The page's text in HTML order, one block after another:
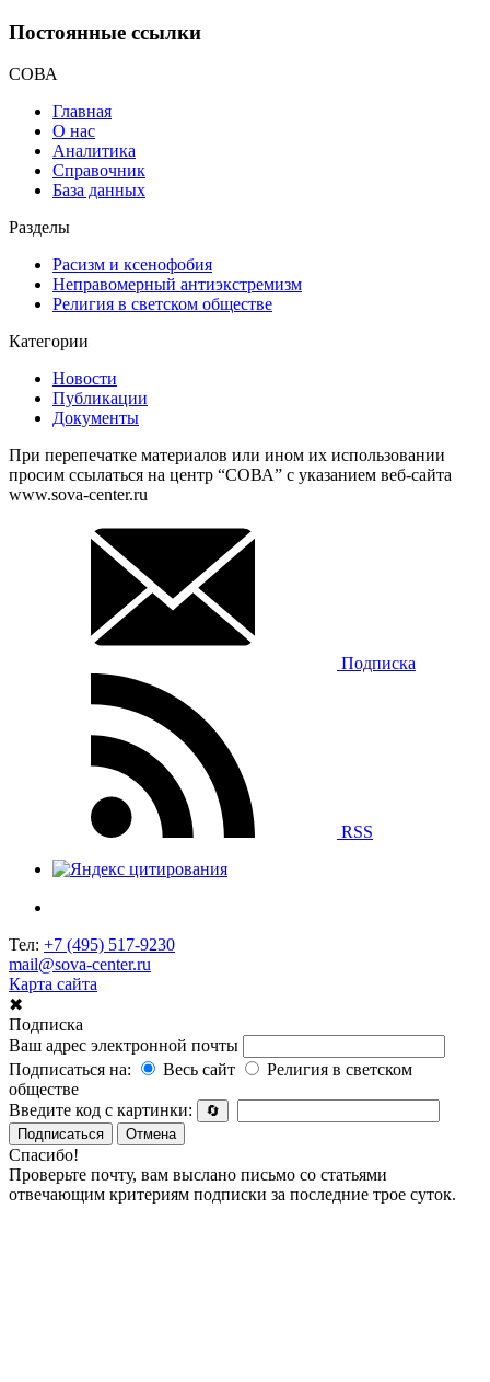
Постоянные ссылки
СОВА
Главная
О нас
Аналитика
Справочник
База данных
Разделы
Расизм и ксенофобия
Неправомерный антиэкстремизм
Религия в светском обществе
Категории
Новости
Публикации
Документы
При перепечатке материалов или ином их использовании
просим ссылаться на центр “СОВА” с указанием веб-сайта
www.sova-center.ru
Подписка
RSS
Тел: +7 (495) 517-9230
mail@sova-center.ru
Карта сайта
✖
Подписка
Ваш адрес электронной почты
Подписаться на:
Весь сайт
Религия в светском
обществе
Введите код с картинки:
🔄
Подписаться
Отмена
Спасибо!
Проверьте почту, вам выслано письмо со статьями
отвечающим критериям подписки за последние трое суток.